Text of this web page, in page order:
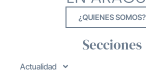
¿QUIENES SOMOS?
Secciones
Actualidad